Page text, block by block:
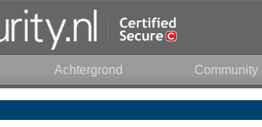
Achtergrond Community